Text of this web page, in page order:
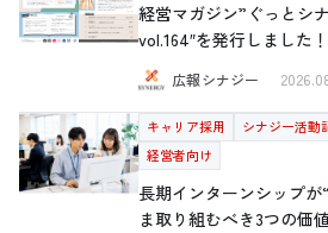
経営マガジン”ぐっとシ
vol.164″を発行しました！
広報シナジー
キャリア採用 シナジー活動
経営者向け
長期インターンシップ
ま取り組むべき3つの価値